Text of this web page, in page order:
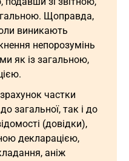
Щоправда,
виникають
непорозумінь
як із загальною,
частки
загальної, так і до
(довідки),
декларацією,
аніж